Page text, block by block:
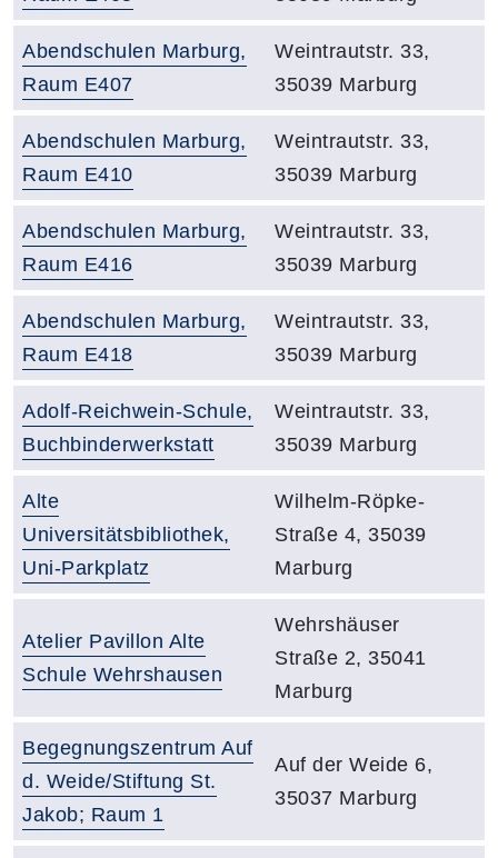
Raumbezeichnung:
Abendschulen Marburg,
Raum E407
Adresse:
Weintrautstr. 33,
35039 Marburg
Raumbezeichnung:
Abendschulen Marburg,
Raum E410
Adresse:
Weintrautstr. 33,
35039 Marburg
Raumbezeichnung:
Abendschulen Marburg,
Raum E416
Adresse:
Weintrautstr. 33,
35039 Marburg
Raumbezeichnung:
Abendschulen Marburg,
Raum E418
Adresse:
Weintrautstr. 33,
35039 Marburg
Raumbezeichnung:
Adolf-Reichwein-Schule,
Buchbinderwerkstatt
Adresse:
Weintrautstr. 33,
35039 Marburg
Raumbezeichnung:
Alte
Universitätsbibliothek,
Uni-Parkplatz
Adresse:
Wilhelm-Röpke-
Straße 4, 35039
Marburg
Raumbezeichnung:
Atelier Pavillon Alte
Schule Wehrshausen
Adresse:
Wehrshäuser
Straße 2, 35041
Marburg
Raumbezeichnung:
Begegnungszentrum Auf
d. Weide/Stiftung St.
Jakob; Raum 1
Adresse:
Auf der Weide 6,
35037 Marburg